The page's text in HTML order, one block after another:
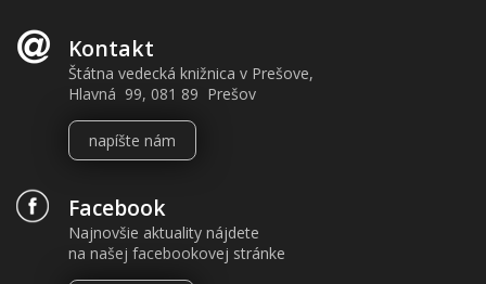
Kontakt
Štátna vedecká knižnica v Prešove,
Hlavná 99, 081 89 Prešov
napíšte nám
Facebook
Najnovšie aktuality nájdete
na našej facebookovej stránke